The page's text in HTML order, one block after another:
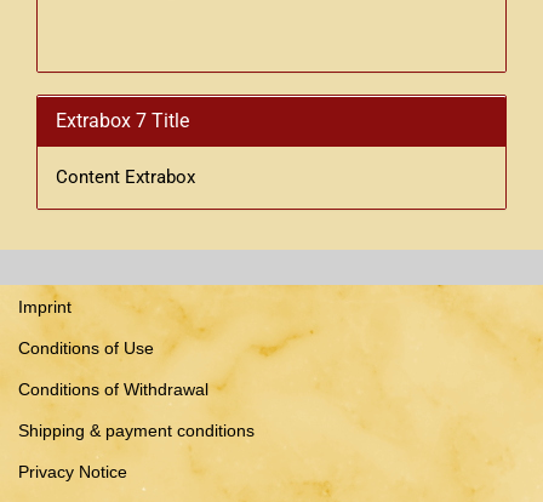
Extrabox 7 Title
Content Extrabox
Imprint
Conditions of Use
Conditions of Withdrawal
Shipping & payment conditions
Privacy Notice